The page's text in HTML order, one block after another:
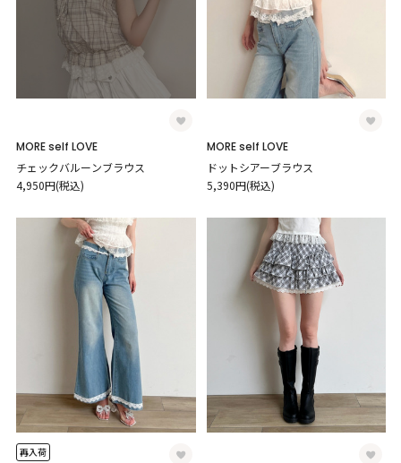
MORE self LOVE
チェックバルーンブラウス
4,950円(税込)
MORE self LOVE
ドットシアーブラウス
5,390円(税込)
再入荷